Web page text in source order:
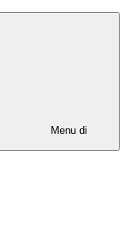
Menu di